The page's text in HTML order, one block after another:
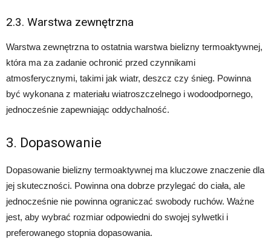
2.3. Warstwa zewnętrzna
Warstwa zewnętrzna to ostatnia warstwa bielizny termoaktywnej,
która ma za zadanie ochronić przed czynnikami
atmosferycznymi, takimi jak wiatr, deszcz czy śnieg. Powinna
być wykonana z materiału wiatroszczelnego i wodoodpornego,
jednocześnie zapewniając oddychalność.
3. Dopasowanie
Dopasowanie bielizny termoaktywnej ma kluczowe znaczenie dla
jej skuteczności. Powinna ona dobrze przylegać do ciała, ale
jednocześnie nie powinna ograniczać swobody ruchów. Ważne
jest, aby wybrać rozmiar odpowiedni do swojej sylwetki i
preferowanego stopnia dopasowania.